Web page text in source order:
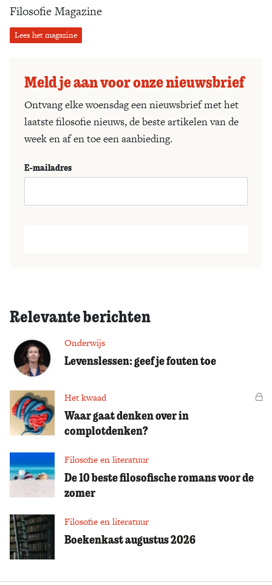
Filosofie Magazine
Lees het magazine
Meld je aan voor onze nieuwsbrief
Ontvang elke woensdag een nieuwsbrief met het
laatste filosofie nieuws, de beste artikelen van de
week en af en toe een aanbieding.
E-mailadres
Relevante berichten
Onderwijs
Levenslessen: geef je fouten toe
Het kwaad
Waar gaat denken over in
complotdenken?
Filosofie en literatuur
De 10 beste filosofische romans voor de
zomer
Filosofie en literatuur
Boekenkast augustus 2026